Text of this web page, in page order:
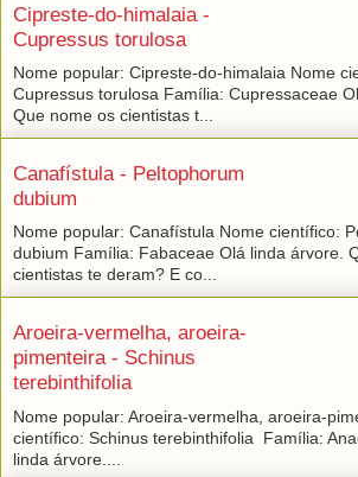
Cipreste-do-himalaia -
Cupressus torulosa
Nome popular: Cipreste-do-himalaia Nome
Cupressus torulosa Família: Cupressaceae
Que nome os cientistas t...
Canafístula - Peltophorum
dubium
Nome popular: Canafístula Nome científico:
dubium Família: Fabaceae Olá linda árvore.
cientistas te deram? E co...
Aroeira-vermelha, aroeira-
pimenteira - Schinus
terebinthifolia
Nome popular: Aroeira-vermelha, aroeira-
científico: Schinus terebinthifolia Família:
linda árvore....